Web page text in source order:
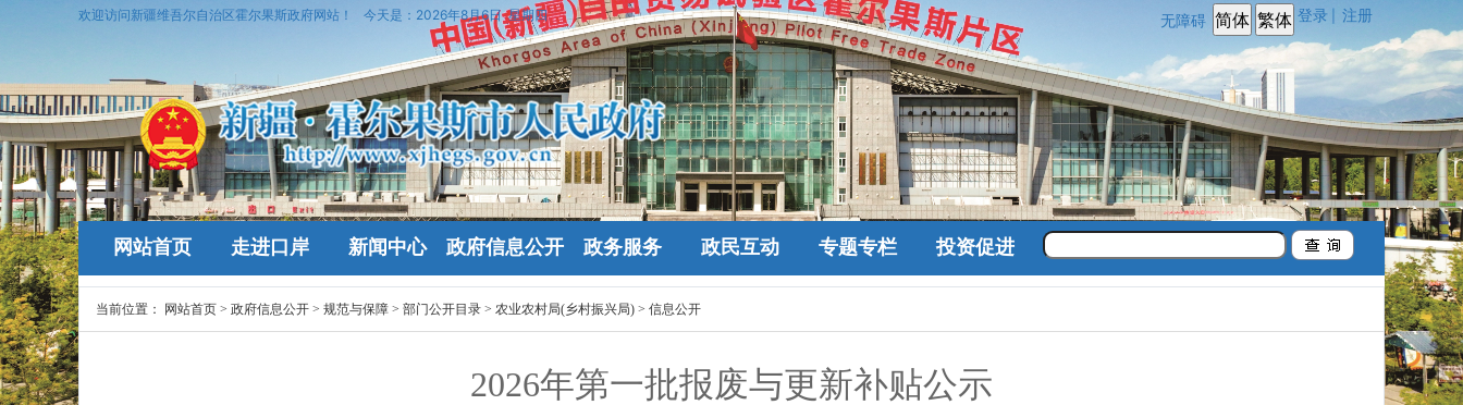
欢迎访问新疆维吾尔自治区霍尔果斯政府网站！ 今天是： 无障碍 登录 注册
2026年8月6日 星期四
网站首页 走进口岸 新闻中心 政府信息公开 政务服务 政民互动 专题专栏 投资促进
当前位置： 网站首页 > 政府信息公开 > 规范与保障 > 部门公开目录 > 农业农村局(乡村振兴局) > 信息公开
2026年第一批报废与更新补贴公示